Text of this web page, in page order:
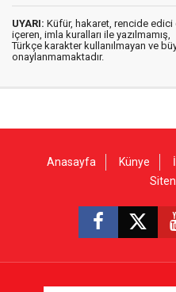
UYARI: Küfür, hakaret, rencide edici
içeren, imla kuralları ile yazılmamış,
Türkçe karakter kullanılmayan ve
onaylanmamaktadır.
Anasayfa Künye